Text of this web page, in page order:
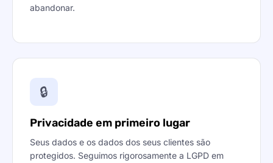
abandonar.
🔒
Privacidade em primeiro lugar
Seus dados e os dados dos seus clientes são
protegidos. Seguimos rigorosamente a LGPD em